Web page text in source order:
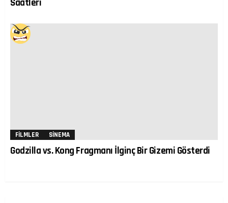
Saatleri
FILMLER SINEMA
Godzilla vs. Kong Fragmanı İlginç Bir Gizemi Gösterdi